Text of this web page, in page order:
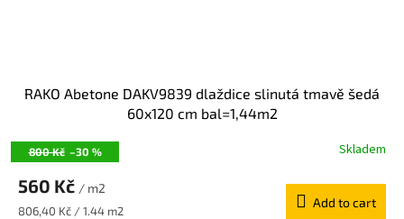
800 Kč –30 %
RAKO Abetone DAKV9839 dlaždice slinutá tmavě šedá
60x120 cm bal=1,44m2
Skladem
560 Kč / m2
Measure
806,40 Kč / 1.44 m2
Add to cart